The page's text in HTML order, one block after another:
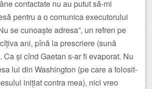
contactate nu au putut să-mi
pentru a o comunica executorului
se cunoaște adresa”, un refren pe
ani, pînă la prescriere (sună
Ca și cînd Gaetan s-ar fi evaporat. Nu
lui din Washington (pe care a folosit-
inițiat contra mea), nici vreo